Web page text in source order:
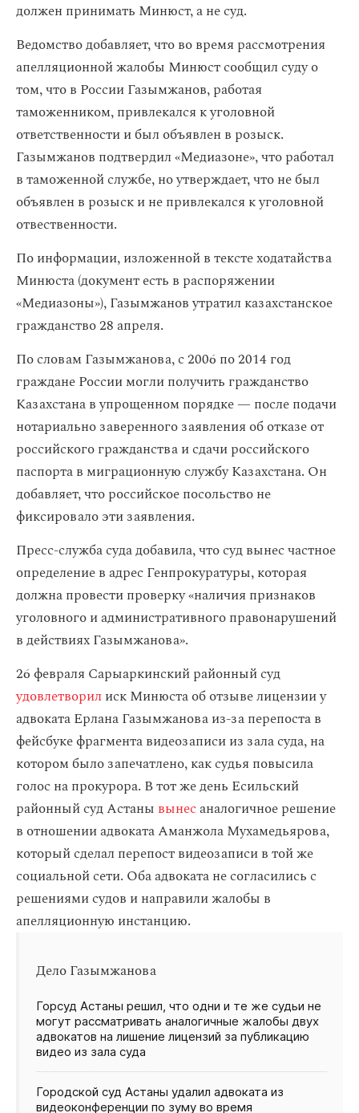
должен принимать Минюст, а не суд.
Ведомство добавляет, что во время рассмотрения
апелляционной жалобы Минюст сообщил суду о
том, что в России Газымжанов, работая
таможенником, привлекался к уголовной
ответственности и был объявлен в розыск.
Газымжанов подтвердил «Медиазоне», что работал
в таможенной службе, но утверждает, что не был
объявлен в розыск и не привлекался к уголовной
отвественности.
По информации, изложенной в тексте ходатайства
Минюста (документ есть в распоряжении
«Медиазоны»), Газымжанов утратил казахстанское
гражданство 28 апреля.
По словам Газымжанова, с 2006 по 2014 год
граждане России могли получить гражданство
Казахстана в упрощенном порядке — после подачи
нотариально заверенного заявления об отказе от
российского гражданства и сдачи российского
паспорта в миграционную службу Казахстана. Он
добавляет, что российское посольство не
фиксировало эти заявления.
Пресс-служба суда добавила, что суд вынес частное
определение в адрес Генпрокуратуры, которая
должна провести проверку «наличия признаков
уголовного и административного правонарушений
в действиях Газымжанова».
26 февраля Сарыаркинский районный суд
удовлетворил иск Минюста об отзыве лицензии у
адвоката Ерлана Газымжанова из-за перепоста в
фейсбуке фрагмента видеозаписи из зала суда, на
котором было запечатлено, как судья повысила
голос на прокурора. В тот же день Есильский
районный суд Астаны вынесаналогичное решение
в отношении адвоката Аманжола Мухамедьярова,
который сделал перепост видеозаписи в той же
социальной сети. Оба адвоката не согласились с
решениями судов и направили жалобы в
апелляционную инстанцию.
Дело Газымжанова
Горсуд Астаны решил, что одни и те же судьи не
могут рассматривать аналогичные жалобы двух
адвокатов на лишение лицензий за публикацию
видео из зала суда
Городской суд Астаны удалил адвоката из
видеоконференции по зуму во время